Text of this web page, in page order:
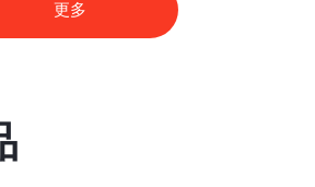
更多